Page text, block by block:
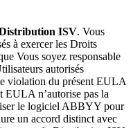
ISV. Vous
à exercer les Droits
Vous soyez responsable
autorisés
violation du présent EULA
EULA n’autorise pas la
le logiciel ABBYY pour
un accord distinct avec